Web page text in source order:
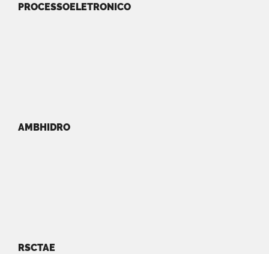
PROCESSOELETRONICO
AMBHIDRO
RSCTAE